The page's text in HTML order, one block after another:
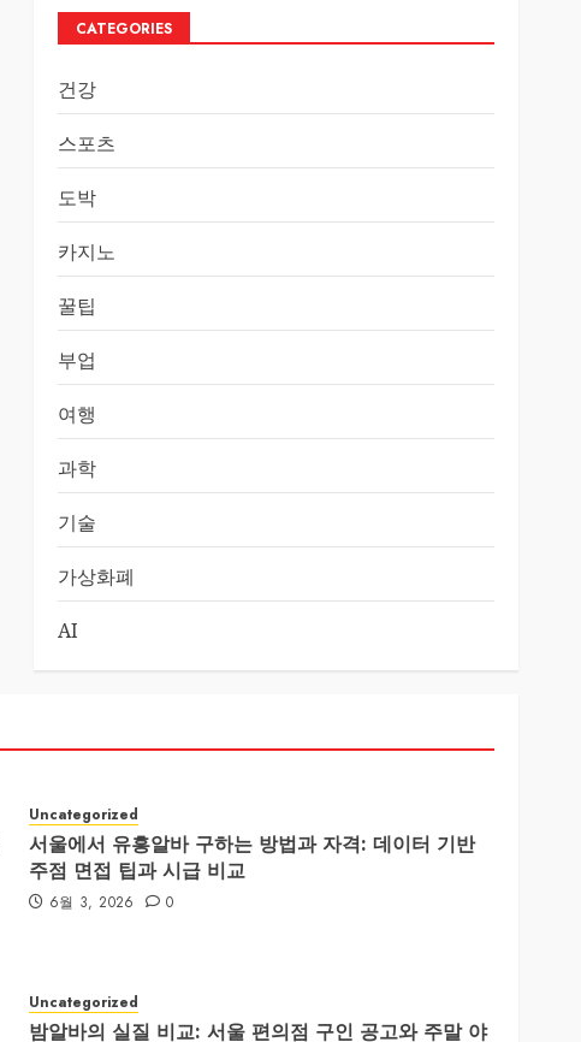
CATEGORIES
건강
스포츠
도박
카지노
꿀팁
부업
여행
과학
기술
가상화폐
AI
Uncategorized
서울에서 유흥알바 구하는 방법과 자격: 데이터 기반
주점 면접 팁과 시급 비교
6월 3, 2026 0
Uncategorized
밤알바의 실질 비교: 서울 편의점 구인 공고와 주말 야